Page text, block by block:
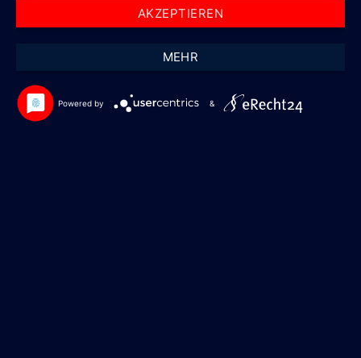
AKZEPTIEREN
MEHR
Powered by &